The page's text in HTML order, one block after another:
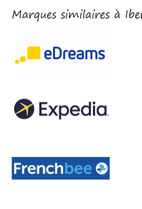
Marques similaires à